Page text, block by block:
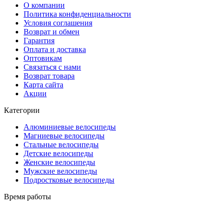
О компании
Политика конфиденциальности
Условия соглашения
Возврат и обмен
Гарантия
Оплата и доставка
Оптовикам
Связаться с нами
Возврат товара
Карта сайта
Акции
Категории
Алюминиевые велосипеды
Магниевые велосипеды
Стальные велосипеды
Детские велосипеды
Женские велосипеды
Мужские велосипеды
Подростковые велосипеды
Время работы